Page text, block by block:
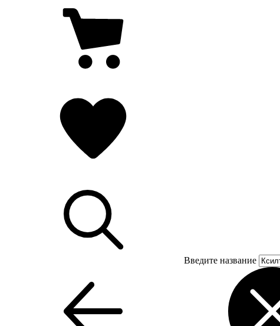
Введите название